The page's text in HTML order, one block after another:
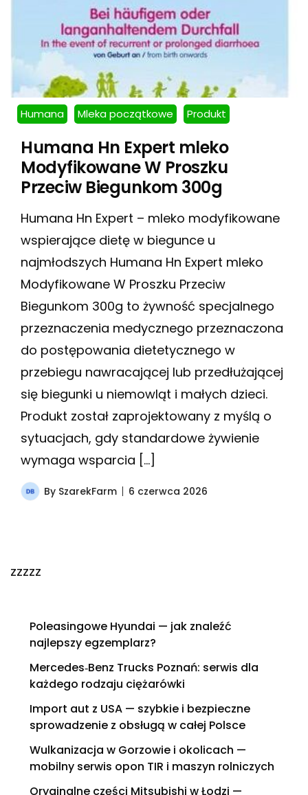
Humana Mleka początkowe Produkt
Humana Hn Expert mleko
Modyfikowane W Proszku
Przeciw Biegunkom 300g
Humana Hn Expert – mleko modyfikowane
wspierające dietę w biegunce u
najmłodszych Humana Hn Expert mleko
Modyfikowane W Proszku Przeciw
Biegunkom 300g to żywność specjalnego
przeznaczenia medycznego przeznaczona
do postępowania dietetycznego w
przebiegu nawracającej lub przedłużającej
się biegunki u niemowląt i małych dzieci.
Produkt został zaprojektowany z myślą o
sytuacjach, gdy standardowe żywienie
wymaga wsparcia […]
By SzarekFarm 6 czerwca 2026
zzzzz
Poleasingowe Hyundai — jak znaleźć
najlepszy egzemplarz?
Mercedes‑Benz Trucks Poznań: serwis dla
każdego rodzaju ciężarówki
Import aut z USA — szybkie i bezpieczne
sprowadzenie z obsługą w całej Polsce
Wulkanizacja w Gorzowie i okolicach —
mobilny serwis opon TIR i maszyn rolniczych
Oryginalne części Mitsubishi w Łodzi —